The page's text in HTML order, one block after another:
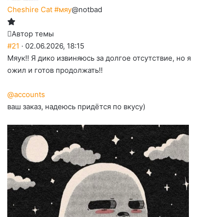
Cheshire Cat #мяу@notbad
Автор темы
#21 · 02.06.2026, 18:15
Мяук!! Я дико извиняюсь за долгое отсутствие, но я
ожил и готов продолжать!!
@accounts
ваш заказ, надеюсь придётся по вкусу)